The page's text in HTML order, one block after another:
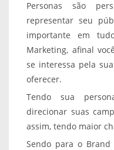
Personas são
representar seu
importante em
Marketing, afinal
se interessa pela
oferecer.
Tendo sua
direcionar suas
assim, tendo maior
Sendo para o